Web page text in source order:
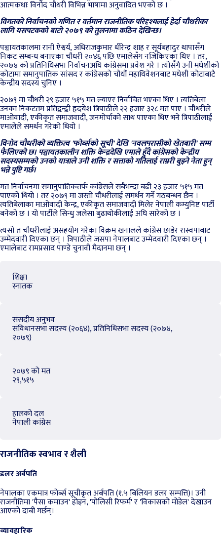
आत्मकथाः विनोद चौधरी विभिन्न भाषामा अनुवादित भएको छ ।
विगतको निर्वाचनको गणित र वर्तमान राजनीतिक परिदृश्यलाई हेर्दा चौधरीका
लागि यसपटकको बाटो २०७९ को तुलनामा कठिन देखिन्छ।
पञ्चायतकालमा रानी ऐश्वर्य, अधिराजकुमार धीरेन्द्र शाह र सूर्यबहादुर थापासँग
निकट सम्बन्ध बनाएका चौधरी २०४६ पछि एमालेसँग नजिकिएका थिए । तर,
२०७४ को प्रतिनिधिसभा निर्वाचनअघि कांग्रेसमा प्रवेश गरे । त्योसँगै उनी मधेशीको
कोटामा समानुपातिक सांसद र कांग्रेसको चौधौं महाधिवेशनबाट मधेशी कोटाबाटै
केन्द्रीय सदस्य चुनिए ।
२०७९ मा चौधरी २९ हजार ५१५ मत ल्याएर निर्वाचित भएका थिए । त्यतिबेला
उनका निकटतम प्रतिद्वन्द्वी हृदयेश त्रिपाठीले २२ हजार ३२८ मत पाए । चौधरीले
माओवादी, एकीकृत समाजवादी, जनमोर्चाको साथ पाएका थिए भने त्रिपाठीलाई
एमालेले समर्थन गरेको थियो ।
विनोद चौधरीको व्यक्तित्व 'फोर्ब्सको सूची' देखि 'नवलपरासीको खेतबारी' सम्म
फैलिएको छ। पञ्चायतकालीन शक्ति केन्द्रदेखि एमाले हुँदै कांग्रेसको केन्द्रीय
सदस्यसम्मको उनको यात्राले उनी शक्ति र सत्ताको गतिलाई राम्ररी बुझ्ने नेता हुन्
भन्ने पुष्टि गर्छ।
गत निर्वाचनमा समानुपातिकतर्फ कांग्रेसले सबैभन्दा बढी २३ हजार ५१५ मत
पाएको थियो । तर २०७९ मा जस्तो चौधरीलाई समर्थन गर्ने गठबन्धन छैन ।
त्यतिबेलाका माओवादी केन्द्र, एकीकृत समाजवादी मिलेर नेपाली कम्युनिष्ट पार्टी
बनेको छ । यो पार्टीले सिन्धु जलेसा बुढाथोकीलाई अघि सारेको छ ।
त्यसो त चौधरीलाई असहयोग गरेका विक्रम खनालले कांग्रेस छाडेर रास्वपाबाट
उम्मेदवारी दिएका छन् । त्रिपाठीले जसपा नेपालबाट उम्मेदवारी दिएका छन् ।
एमालेबाट रामप्रसाद पाण्डे चुनावी मैदानमा छन् ।
शिक्षा
स्नातक
संसदीय अनुभव
संविधानसभा सदस्य (२०६४), प्रतिनिधिसभा सदस्य (२०७४,
२०७९)
२०७९ को मत
२९,५१५
हालको दल
नेपाली कांग्रेस
राजनीतिक स्वभाव र शैली
डलर अर्बपति
नेपालका एकमात्र फोर्ब्स सूचीकृत अर्बपति (१.५ बिलियन डलर सम्पत्ति)। उनी
राजनीतिमा 'पैसा कमाउन' होइन, 'पोलिसी रिफर्म' र 'विकासको मोडेल' देखाउन
आएको दाबी गर्छन्।
व्यावहारिक